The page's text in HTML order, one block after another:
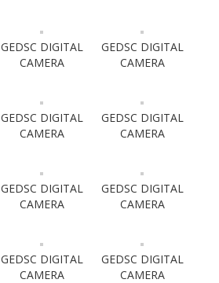
GEDSC DIGITAL
CAMERA
GEDSC DIGITAL
CAMERA
GEDSC DIGITAL
CAMERA
GEDSC DIGITAL
CAMERA
GEDSC DIGITAL
CAMERA
GEDSC DIGITAL
CAMERA
GEDSC DIGITAL
CAMERA
GEDSC DIGITAL
CAMERA